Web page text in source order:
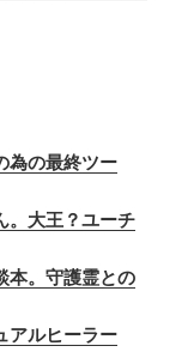
為の最終ツー
。大王？ユーチ
本。守護霊との
アルヒーラー